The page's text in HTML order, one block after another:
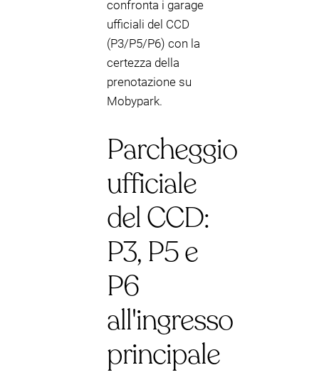
confronta i garage
ufficiali del CCD
(P3/P5/P6) con la
certezza della
prenotazione su
Mobypark.
Parcheggio
ufficiale
del CCD:
P3, P5 e
P6
all'ingresso
principale